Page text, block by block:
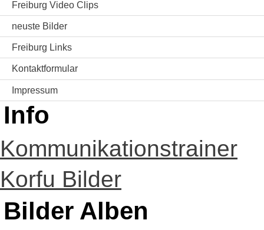
Freiburg Video Clips
neuste Bilder
Freiburg Links
Kontaktformular
Impressum
Info
Kommunikationstrainer
Korfu Bilder
Bilder Alben